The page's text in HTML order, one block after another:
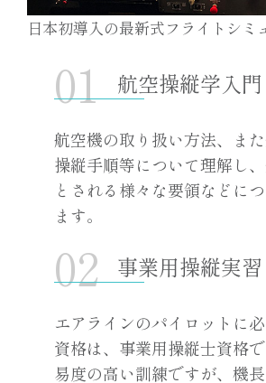
日本初導入の最新式フライトシミ
航空操縦学入門
航空機の取り扱い方法、ま
操縦手順等について理解し
とされる様々な要領などに
ます。
事業用操縦実習
エアラインのパイロットに
資格は、事業用操縦士資格
易度の高い訓練ですが、機